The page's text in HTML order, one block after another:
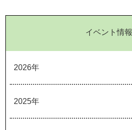
イベント情報
2026年
2025年